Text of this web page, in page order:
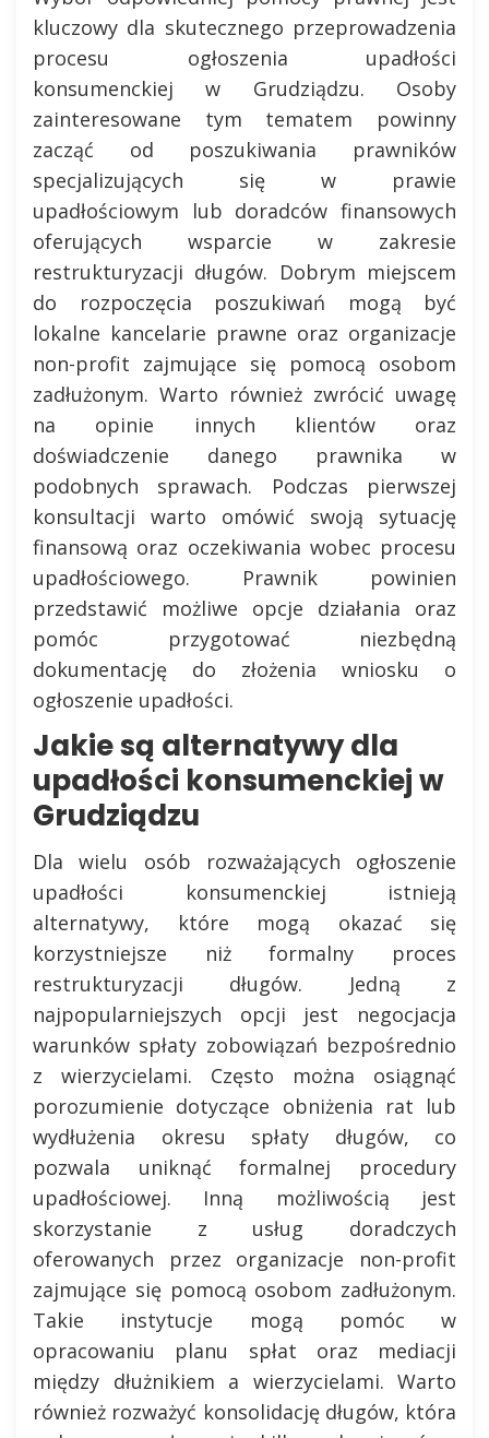
kluczowy dla skutecznego przeprowadzenia
procesu ogłoszenia upadłości
konsumenckiej w Grudziądzu. Osoby
zainteresowane tym tematem powinny
zacząć od poszukiwania prawników
specjalizujących się w prawie
upadłościowym lub doradców finansowych
oferujących wsparcie w zakresie
restrukturyzacji długów. Dobrym miejscem
do rozpoczęcia poszukiwań mogą być
lokalne kancelarie prawne oraz organizacje
non-profit zajmujące się pomocą osobom
zadłużonym. Warto również zwrócić uwagę
na opinie innych klientów oraz
doświadczenie danego prawnika w
podobnych sprawach. Podczas pierwszej
konsultacji warto omówić swoją sytuację
finansową oraz oczekiwania wobec procesu
upadłościowego. Prawnik powinien
przedstawić możliwe opcje działania oraz
pomóc przygotować niezbędną
dokumentację do złożenia wniosku o
ogłoszenie upadłości.
Jakie są alternatywy dla
upadłości konsumenckiej w
Grudziądzu
Dla wielu osób rozważających ogłoszenie
upadłości konsumenckiej istnieją
alternatywy, które mogą okazać się
korzystniejsze niż formalny proces
restrukturyzacji długów. Jedną z
najpopularniejszych opcji jest negocjacja
warunków spłaty zobowiązań bezpośrednio
z wierzycielami. Często można osiągnąć
porozumienie dotyczące obniżenia rat lub
wydłużenia okresu spłaty długów, co
pozwala uniknąć formalnej procedury
upadłościowej. Inną możliwością jest
skorzystanie z usług doradczych
oferowanych przez organizacje non-profit
zajmujące się pomocą osobom zadłużonym.
Takie instytucje mogą pomóc w
opracowaniu planu spłat oraz mediacji
między dłużnikiem a wierzycielami. Warto
również rozważyć konsolidację długów, która